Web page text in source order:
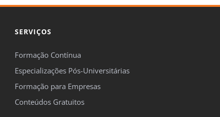
SERVIÇOS
Formação Contínua
Especializações Pós-Universitárias
Formação para Empresas
Conteúdos Gratuitos